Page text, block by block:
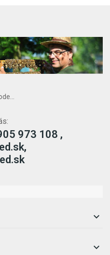
973 108 ,

